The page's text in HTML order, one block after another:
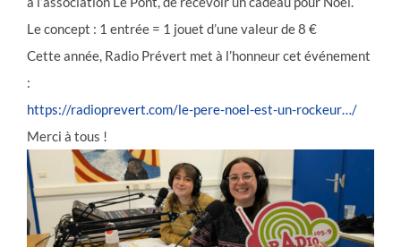
Le concept : 1 entrée = 1 jouet d’une valeur de 8 €
Cette année, Radio Prévert met à l’honneur cet événement
:
https://radioprevert.com/le-pere-noel-est-un-rockeur…/
Merci à tous !